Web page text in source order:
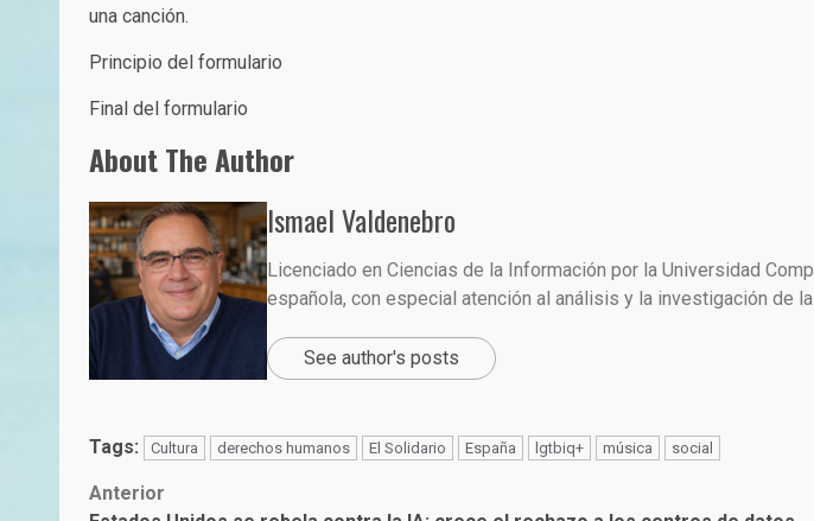
una canción.
Principio del formulario
Final del formulario
About The Author
Ismael Valdenebro
Licenciado en Ciencias de la Información por la Universidad
española, con especial atención al análisis y la investigación de
See author's posts
Tags: Cultura derechos humanos El Solidario España lgtbiq+ música social
Post
Anterior